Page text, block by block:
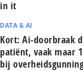
in it
DATA & AI
Kort: Ai-doorbraak
patiënt, vaak maar
bij